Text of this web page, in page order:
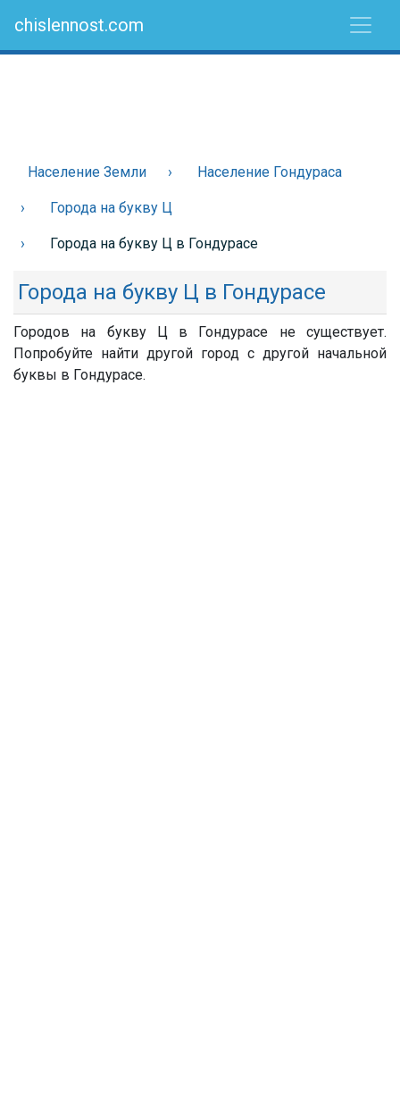
chislennost.com
Население Земли Население Гондураса
Города на букву Ц
Города на букву Ц в Гондурасе
Города на букву Ц в Гондурасе
Городов на букву Ц в Гондурасе не существует.
Попробуйте найти другой город с другой начальной
буквы в Гондурасе.